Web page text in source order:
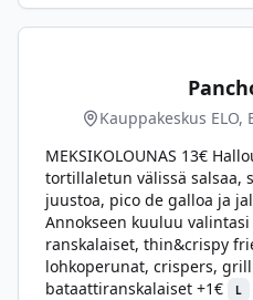
Kauppakeskus ELO,
MEKSIKOLOUNAS 13€
tortillaletun välissä salsaa,
juustoa, pico de galloa ja
Annokseen kuuluu
ranskalaiset, thin&crispy
lohkoperunat, crispers,
bataattiranskalaiset +1€
L